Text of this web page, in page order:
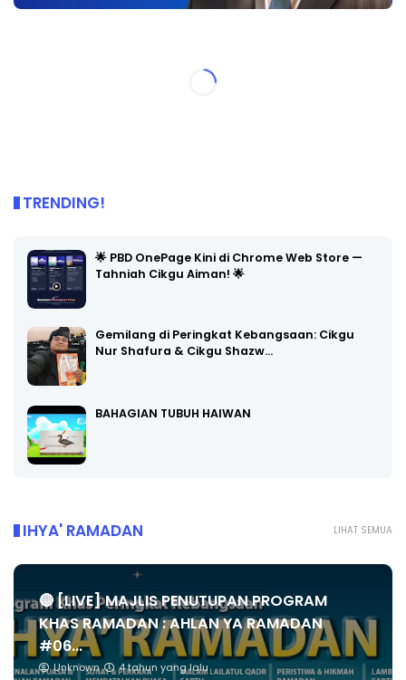
TRENDING!
🌟 PBD OnePage Kini di Chrome Web Store —
Tahniah Cikgu Aiman! 🌟
Gemilang di Peringkat Kebangsaan: Cikgu
Nur Shafura & Cikgu Shazw…
BAHAGIAN TUBUH HAIWAN
LIHAT SEMUA
IHYA' RAMADAN
🔴 [LIVE] MAJLIS PENUTUPAN PROGRAM
KHAS RAMADAN : AHLAN YA RAMADAN
#06...
Unknown 4 tahun yang lalu